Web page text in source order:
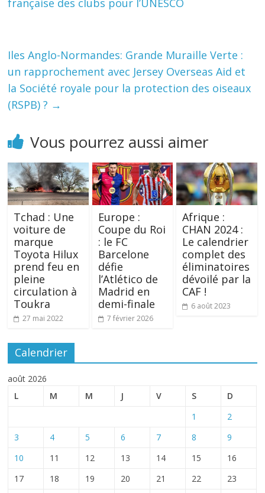
française des clubs pour l’UNESCO
Iles Anglo-Normandes: Grande Muraille Verte :
un rapprochement avec Jersey Overseas Aid et
la Société royale pour la protection des oiseaux
(RSPB) ? →
Vous pourrez aussi aimer
Tchad : Une
voiture de
marque
Toyota Hilux
prend feu en
pleine
circulation à
Toukra
27 mai 2022
Europe :
Coupe du Roi
: le FC
Barcelone
défie
l’Atlético de
Madrid en
demi-finale
7 février 2026
Afrique :
CHAN 2024 :
Le calendrier
complet des
éliminatoires
dévoilé par la
CAF !
6 août 2023
Calendrier
août 2026
L
M M J V S D
1
2
3
4 5 6 7 8
9
10
11 12 13 14 15
16
17
18 19 20 21 22
23